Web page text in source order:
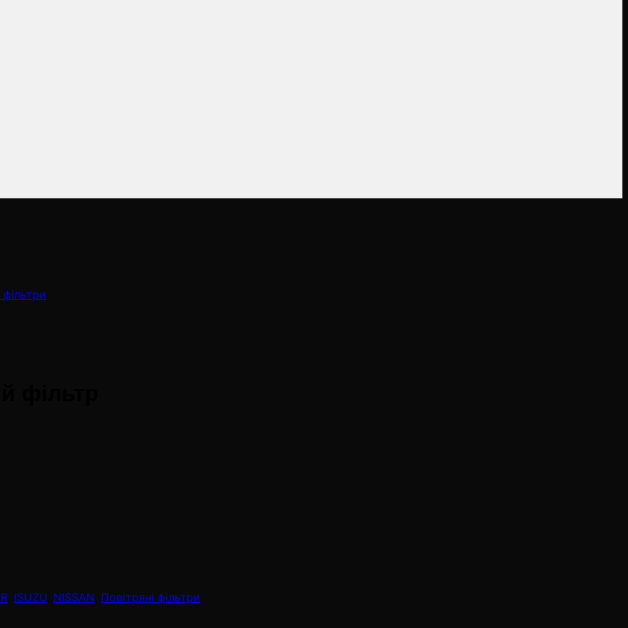
фільтр
ISUZU NISSAN Повітряні фільтри